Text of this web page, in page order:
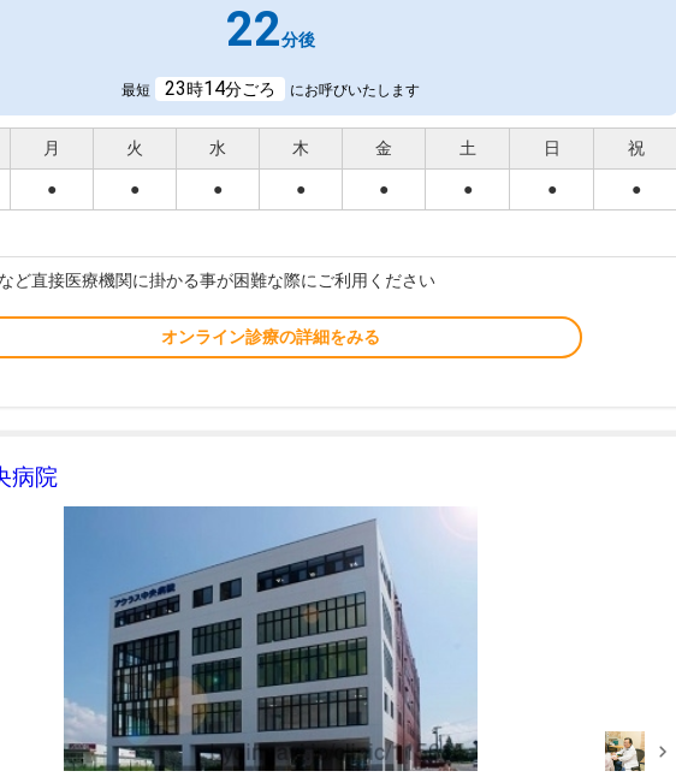
22分後
最短 23時14分ごろ にお呼びいたします
月 火 水 木 金 土 日 祝
● ● ● ● ● ● ● ●
ど直接医療機関に掛かる事が困難な際にご利用ください
オンライン診療の詳細をみる
病院